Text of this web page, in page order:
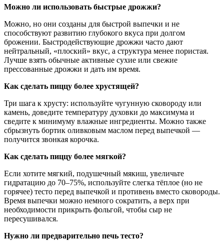
Можно ли использовать быстрые дрожжи?
Можно, но они созданы для быстрой выпечки и не
способствуют развитию глубокого вкуса при долгом
брожении. Быстродействующие дрожжи часто дают
нейтральный, «плоский» вкус, а структура менее пористая.
Лучше взять обычные активные сухие или свежие
прессованные дрожжи и дать им время.
Как сделать пиццу более хрустящей?
Три шага к хрусту: используйте чугунную сковороду или
камень, доведите температуру духовки до максимума и
сведите к минимуму влажные ингредиенты. Можно также
сбрызнуть бортик оливковым маслом перед выпечкой —
получится звонкая корочка.
Как сделать пиццу более мягкой?
Если хотите мягкий, подушечный мякиш, увеличьте
гидратацию до 70–75%, используйте слегка тёплое (но не
горячее) тесто перед выпечкой и противень вместо сковороды.
Время выпечки можно немного сократить, а верх при
необходимости прикрыть фольгой, чтобы сыр не
пересушивался.
Нужно ли предварительно печь тесто?